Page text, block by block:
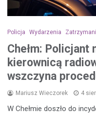
Policja Wydarzenia
Chełm: Policjant
kierownicą
wszczyna
Mariusz Wieczorek 4
W Chełmie doszło do